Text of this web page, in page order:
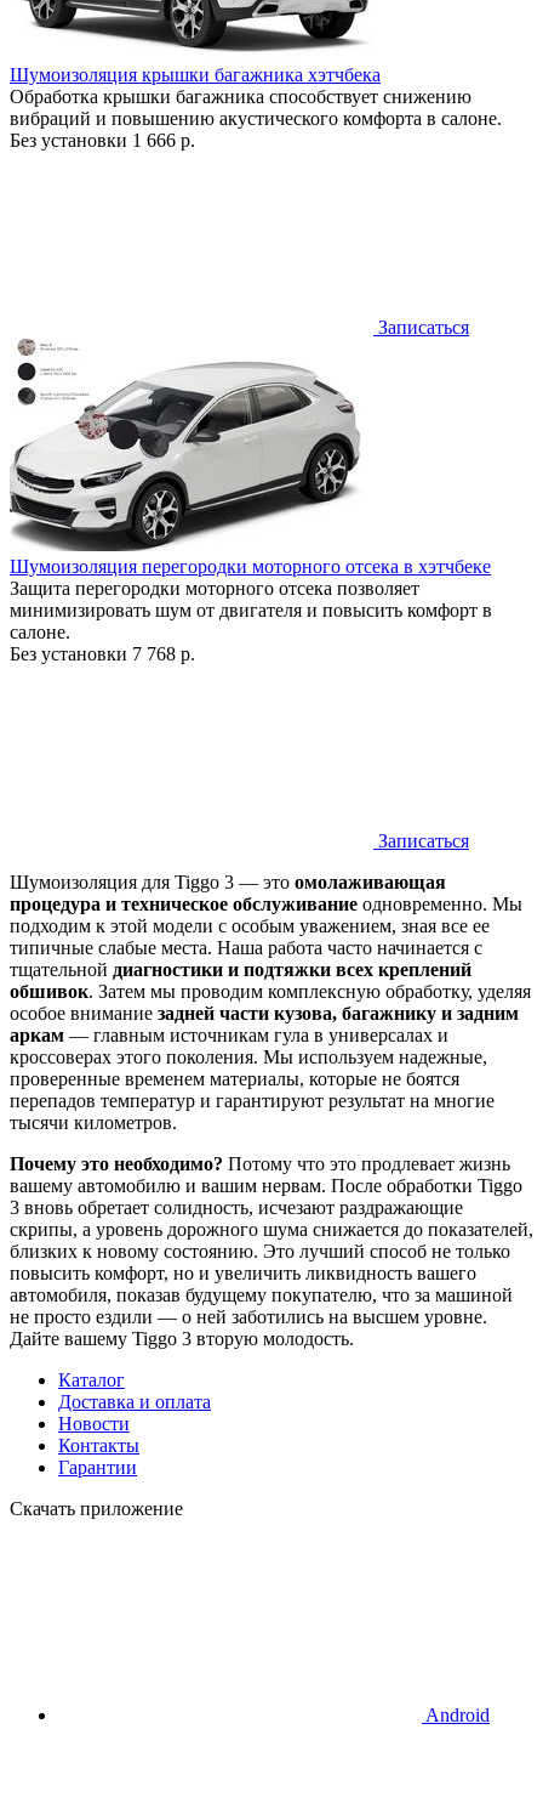
Шумоизоляция крышки багажника хэтчбека
Обработка крышки багажника способствует снижению
вибраций и повышению акустического комфорта в салоне.
Без установки 1 666 р.
Записаться
Шумоизоляция перегородки моторного отсека в хэтчбеке
Защита перегородки моторного отсека позволяет
минимизировать шум от двигателя и повысить комфорт в
салоне.
Без установки 7 768 р.
Записаться
Шумоизоляция для Tiggo 3 — это омолаживающая
процедура и техническое обслуживание одновременно. Мы
подходим к этой модели с особым уважением, зная все ее
типичные слабые места. Наша работа часто начинается с
тщательной диагностики и подтяжки всех креплений
обшивок. Затем мы проводим комплексную обработку, уделяя
особое внимание задней части кузова, багажнику и задним
аркам — главным источникам гула в универсалах и
кроссоверах этого поколения. Мы используем надежные,
проверенные временем материалы, которые не боятся
перепадов температур и гарантируют результат на многие
тысячи километров.
Почему это необходимо? Потому что это продлевает жизнь
вашему автомобилю и вашим нервам. После обработки Tiggo
3 вновь обретает солидность, исчезают раздражающие
скрипы, а уровень дорожного шума снижается до показателей,
близких к новому состоянию. Это лучший способ не только
повысить комфорт, но и увеличить ликвидность вашего
автомобиля, показав будущему покупателю, что за машиной
не просто ездили — о ней заботились на высшем уровне.
Дайте вашему Tiggo 3 вторую молодость.
Каталог
Доставка и оплата
Новости
Контакты
Гарантии
Скачать приложение
Android